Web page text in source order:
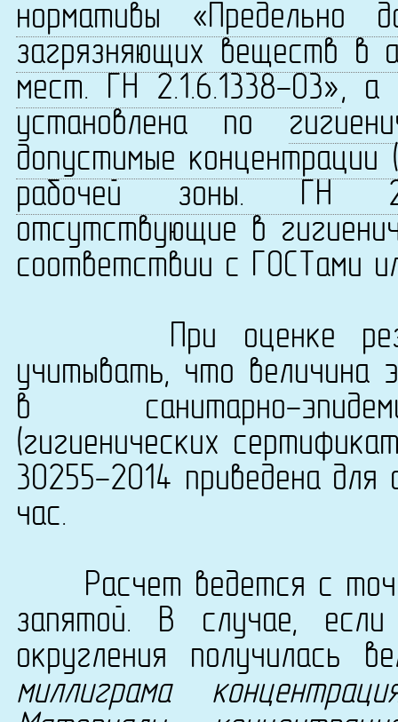
нормативы «Предельно
загрязняющих веществ в
мест. ГН 2.1.6.1338-03», а
установлена по
допустимые
рабочей зоны. ГН
отсутствующие в
соответствии с ГОСТами
При оценке
учитывать, что величина
в санитарно-
(гигиенических
30255-2014 приведена для
час.
Расчет ведется с
запятой. В случае,
округления получилась
миллиграма